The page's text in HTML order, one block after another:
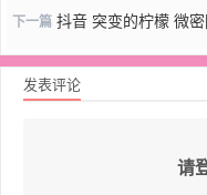
下一篇 抖音 突变的柠檬 微密
发表评论
请